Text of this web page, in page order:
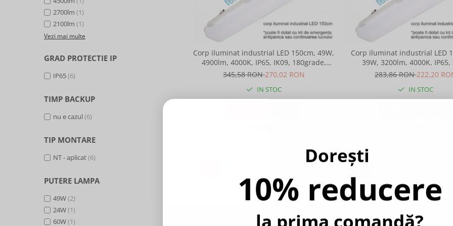
2700lm (1)
2100lm (1)
Vezi mai multe
GRAD PROTECTIE IP
IP65(6)
TIMP BACKUP
nu e cazul (6)
TIP MONTARE
NT - aplicat(6)
PUTERE LAMPA
49W(2)
24W(1)
60W(1)
Corp iluminat industrial LED 150cm, 49W,
4900lm, 4000K, IP65, IK09, 180grade,
Intelight 93105
345,58 RON270,02 RON
IN STOC
Corp iluminat industrial LED
39W, 3200lm, 4000K, IP65,
180grade, Intelight
283,86 RON222,20
IN STOC
Dorești
10% reducere
la prima comandă?